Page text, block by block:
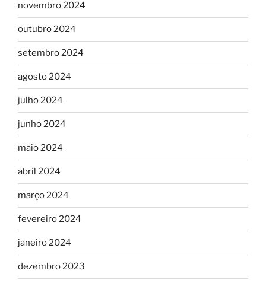
novembro 2024
outubro 2024
setembro 2024
agosto 2024
julho 2024
junho 2024
maio 2024
abril 2024
março 2024
fevereiro 2024
janeiro 2024
dezembro 2023